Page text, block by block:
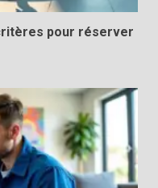
pour réserver